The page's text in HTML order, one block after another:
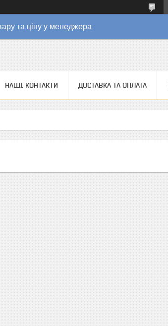
та ціну у менеджера
НАШІ КОНТАКТИ ДОСТАВКА ТА ОПЛАТА